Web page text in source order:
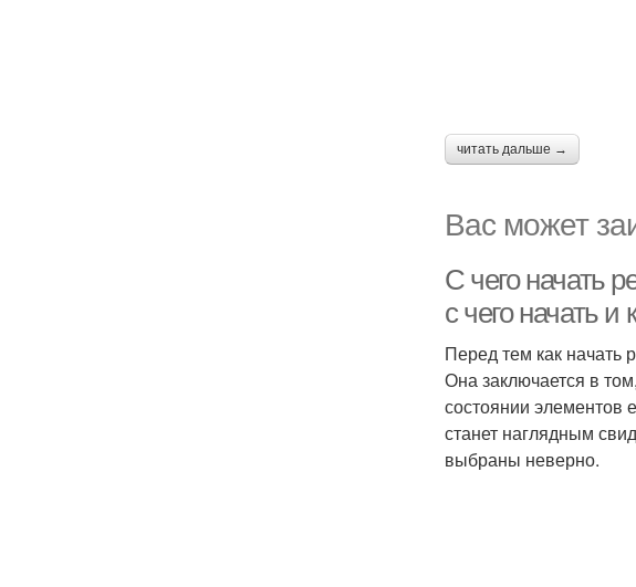
читать дальше →
Вас может
С чего начать
с чего начать и
Перед тем как начать
Она заключается в
состоянии элементов
станет наглядным
выбраны неверно.